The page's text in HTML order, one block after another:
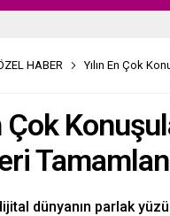
HABER Yılın En Çok
Çok
dünyanın parlak